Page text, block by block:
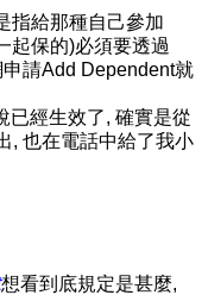
指給那種自己參加
起保的)必須要透過
請Add Dependent就
已經生效了, 確實是從
, 也在電話中給了我小
想看到底規定是甚麼,